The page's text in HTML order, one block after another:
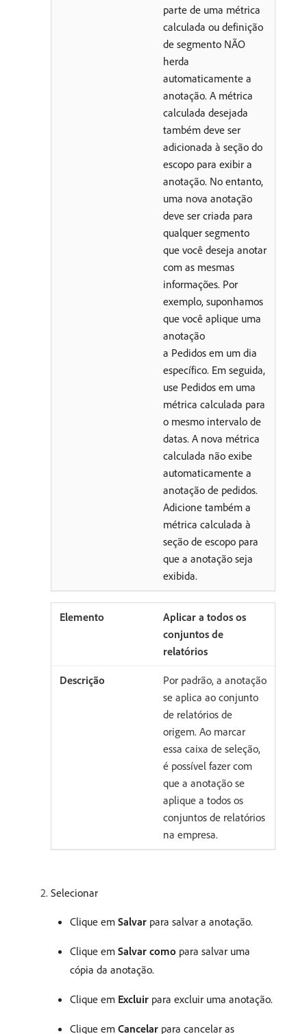
parte de uma métrica
calculada ou definição
de segmento NÃO
herda
automaticamente a
anotação. A métrica
calculada desejada
também deve ser
adicionada à seção do
escopo para exibir a
anotação. No entanto,
uma nova anotação
deve ser criada para
qualquer segmento
que você deseja anotar
com as mesmas
informações. Por
exemplo, suponhamos
que você aplique uma
anotação
a Pedidos em um dia
específico. Em seguida,
use Pedidos em uma
métrica calculada para
o mesmo intervalo de
datas. A nova métrica
calculada não exibe
automaticamente a
anotação de pedidos.
Adicione também a
métrica calculada à
seção de escopo para
que a anotação seja
exibida.
Aplicar a todos os
conjuntos de
relatórios
Por padrão, a anotação
se aplica ao conjunto
de relatórios de
origem. Ao marcar
essa caixa de seleção,
é possível fazer com
que a anotação se
aplique a todos os
conjuntos de relatórios
na empresa.
Selecionar
Clique em Salvar para salvar a anotação.
Clique em Salvar como para salvar uma
cópia da anotação.
Clique em Excluir para excluir uma anotação.
Clique em Cancelar para cancelar as